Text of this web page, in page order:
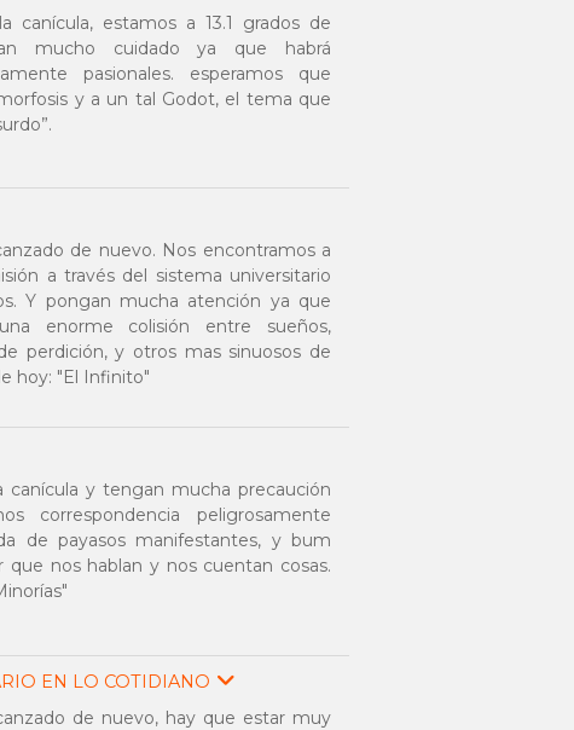
canícula, estamos a 13.1 grados de
mucho cuidado ya que habrá
pasionales. esperamos que
y a un tal Godot, el tema que
de nuevo. Nos encontramos a
a través del sistema universitario
Y pongan mucha atención ya que
enorme colisión entre sueños,
perdición, y otros mas sinuosos de
hoy: "El Infinito"
canícula y tengan mucha precaución
correspondencia peligrosamente
de payasos manifestantes, y bum
que nos hablan y nos cuentan cosas.
EN LO COTIDIANO
de nuevo, hay que estar muy